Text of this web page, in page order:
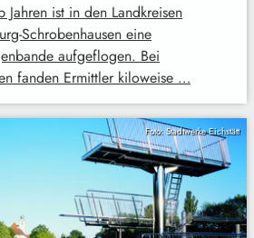
ist in den Landkreisen
Schrobenhausen eine
aufgeflogen. Bei
fanden Ermittler kiloweise …
Foto: Stadtwerke Eichstätt